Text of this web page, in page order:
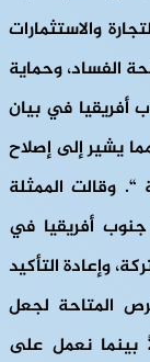
والاستثمارات
الفساد، وحماية
أفريقيا في بيان
يشير إلى إصلاح
“. وقالت الممثلة
جنوب أفريقيا في
وإعادة التأكيد
المتاحة لجعل
بينما نعمل على